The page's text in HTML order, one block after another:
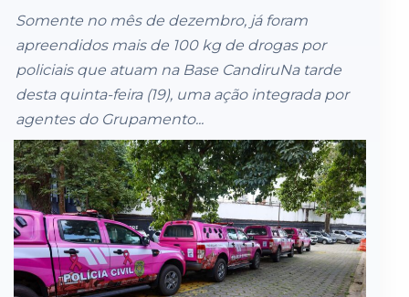
Somente no mês de dezembro, já foram
apreendidos mais de 100 kg de drogas por
policiais que atuam na Base CandiruNa tarde
desta quinta-feira (19), uma ação integrada por
agentes do Grupamento...